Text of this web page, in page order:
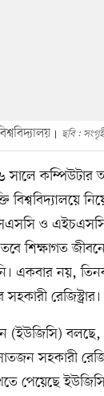
ছবি :
কম্পিউটার
বিশ্ববিদ্যালয়ে
ও
শিক্ষাগত
একবার নয়,
রেজিস্ট্রার।
(ইউজিসি) বলছে,
সহকারী
পেয়েছে